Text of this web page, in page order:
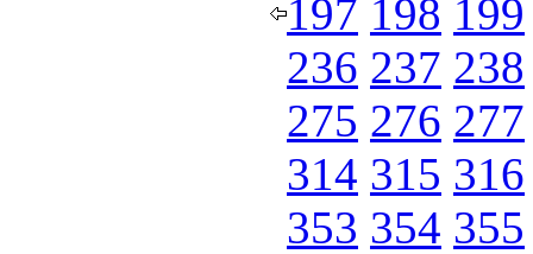
197 198 199
236 237 238
275 276 277
314 315 316
353 354 355